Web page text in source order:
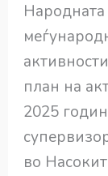
план на
2025
во